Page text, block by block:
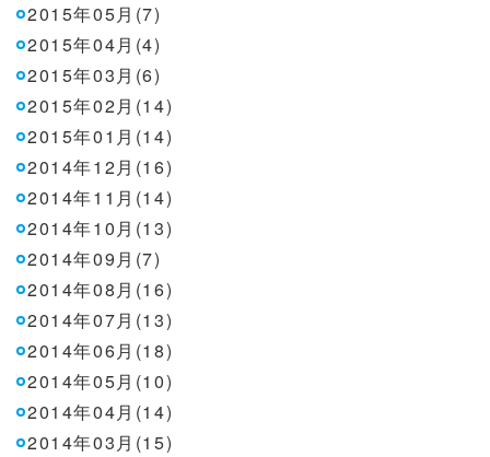
2015年05月(7)
2015年04月(4)
2015年03月(6)
2015年02月(14)
2015年01月(14)
2014年12月(16)
2014年11月(14)
2014年10月(13)
2014年09月(7)
2014年08月(16)
2014年07月(13)
2014年06月(18)
2014年05月(10)
2014年04月(14)
2014年03月(15)